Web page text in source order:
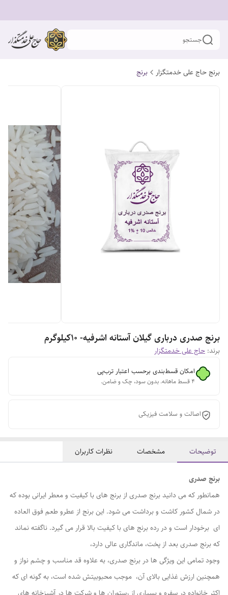
جستجو
برنج حاج علی خدمتگزار برنج
برنج صدری درباری گیلان آستانه اشرفیه- ۱۰کیلوگرم
برند: حاج علی خدمتگزار
امکان قسط‌بندی برحسب اعتبار ترب‌پی
۴ قسط ماهانه. بدون سود، چک و ضامن.
اصالت و سلامت فیزیکی
توضیحات مشخصات نظرات کاربران
برنج صدری
همانطور که می دانید برنج صدری از برنج های با کیفیت و معطر ایرانی بوده که
در شمال کشور کاشت و برداشت می شود. این برنج از عطرو طعم فوق العاده
ای برخودار است و در رده برنج های با کیفیت بالا قرار می گیرد. ناگفته نماند
که برنج صدری بعد از پخت، ماندگاری عالی دارد،
وجود تمامی این ویژگی ها در برنج صدری، به علاوه قد مناسب و چشم نواز و
همچنین ارزش غذایی بالای آن، موجب محبوبیتش شده است، به گونه ای که